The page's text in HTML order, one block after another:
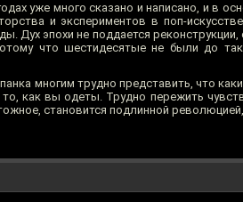
уже много сказано и написано, и в
и экспериментов в поп-
Дух эпохи не поддается
что шестидесятые не были до
многим трудно представить, что
то, как вы одеты. Трудно пережить
становится подлинной